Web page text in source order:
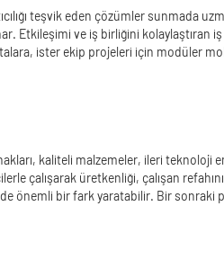
teşvik eden çözümler sunmada
Etkileşimi ve iş birliğini kolaylaştıran
ister ekip projeleri için modüler
kaliteli malzemeler, ileri teknoloji
çalışarak üretkenliği, çalışan
önemli bir fark yaratabilir. Bir